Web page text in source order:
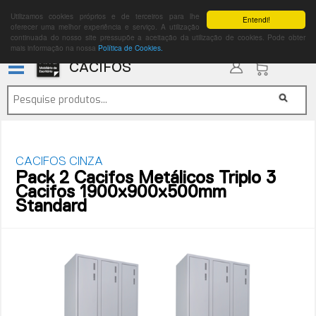
Entendi!
Utilizamos cookies próprios e de terceiros para lhe
oferecer uma melhor experiência e serviço. A utilização
continuada do nosso site pressupõe a aceitação da utilização de cookies. Pode obter
mais informação na nossa Política de Cookies.
CACIFOS
CACIFOS CINZA
Pack 2 Cacifos Metálicos Triplo 3
Cacifos 1900x900x500mm
Standard